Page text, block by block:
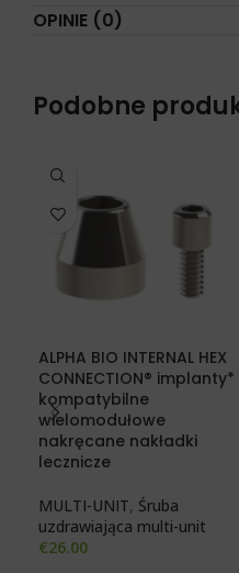
OPINIE (0)
Podobne
ALPHA BIO INTERNAL HEX
CONNECTION® implanty*
kompatybilne
wielomodułowe
nakręcane nakładki
lecznicze
MULTI-UNIT, Śruba
uzdrawiająca multi-unit
€26.00